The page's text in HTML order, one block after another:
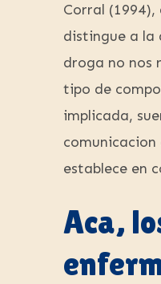
Corral (1994),
distingue a la
droga no nos
tipo de
implicada,
comunicacion
establece en
Aca,